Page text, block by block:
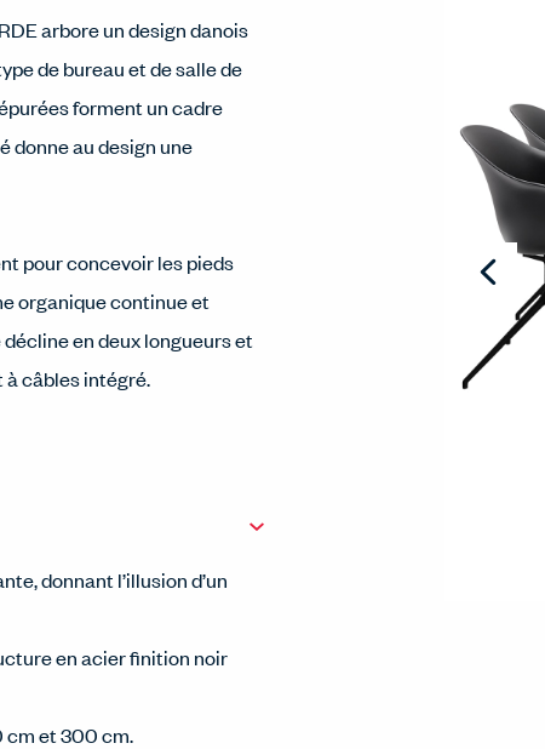
arbore un design danois
de bureau et de salle de
forment un cadre
donne au design une
pour concevoir les pieds
organique continue et
en deux longueurs et
câbles intégré.
donnant l’illusion d’un
en acier finition noir
cm et 300 cm.